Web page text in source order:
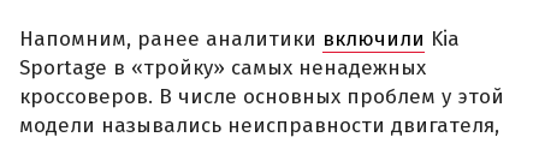
Напомним, ранее аналитики включили Kia
Sportage в «тройку» самых ненадежных
кроссоверов. В числе основных проблем у этой
модели назывались неисправности двигателя,